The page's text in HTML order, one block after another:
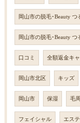
岡山市の脱毛･Beauty つ
岡山市の脱毛･Beauty
口コミ 全額返金キ
岡山市北区 キッズ
岡山市 保湿 毛
フェイシャル エステ